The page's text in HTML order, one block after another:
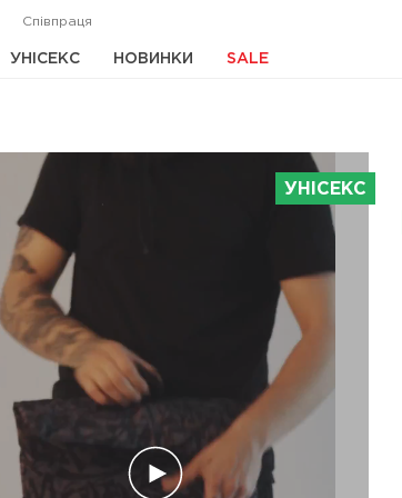
Співпраця
УНІСЕКС НОВИНКИ SALE
УНІСЕКС